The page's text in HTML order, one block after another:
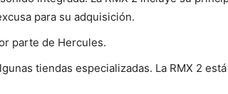
para su adquisición.
parte de Hercules.
tiendas especializadas. La RMX 2